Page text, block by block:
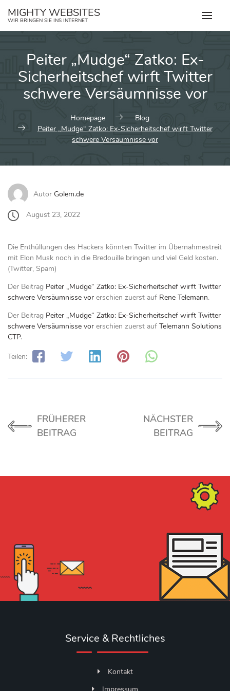
InhaltMIGHTY WEBSITES
WIR BRINGEN SIE INS INTERNET
Peiter „Mudge“ Zatko: Ex-
Sicherheitschef wirft Twitter
schwere Versäumnisse vor
Homepage
Blog
Peiter „Mudge“ Zatko: Ex-Sicherheitschef wirft Twitter
schwere Versäumnisse vor
Autor Golem.de
August 23, 2022
Die Enthüllungen des Hackers könnten Twitter im Übernahmestreit
mit Elon Musk noch in die Bredouille bringen und viel Geld kosten.
(Twitter, Spam)
Der Beitrag Peiter „Mudge“ Zatko: Ex-Sicherheitschef wirft Twitter
schwere Versäumnisse vor erschien zuerst auf Rene Telemann.
Der Beitrag Peiter „Mudge“ Zatko: Ex-Sicherheitschef wirft Twitter
schwere Versäumnisse vor erschien zuerst auf Telemann Solutions
CTP.
Teilen:
FRÜHERER
BEITRAG
NÄCHSTER
BEITRAG
Service & Rechtliches
Kontakt